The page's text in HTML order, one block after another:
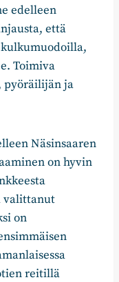
edelleen
että
Toimiva
pyöräilijän ja
Näsinsaaren
on hyvin
valittanut
on
reitillä